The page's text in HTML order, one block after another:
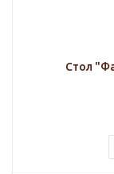
Стол